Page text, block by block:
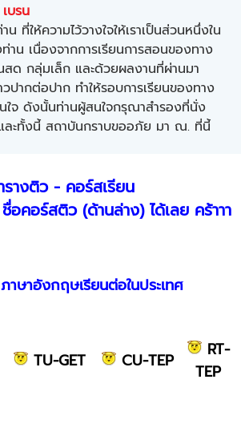
บรน
ที่ให้ความไว้วางใจให้เราเป็นส่วนหนึ่งใน
าน เนื่องจากการเรียนการสอนของทาง
ด กลุ่มเล็ก และด้วยผลงานที่ผ่านมา
ปากต่อปาก ทำให้รอบการเรียนของทาง
ใจ ดังนั้นท่านผู้สนใจกรุณาสำรองที่นั่ง
ละทั้งนี้ สถาบันกราบขออภัย มา ณ. ที่นี้
รางติว - คอร์สเรียน
คอร์สติว (ด้านล่าง) ได้เลย คร้าาา
าษาอังกฤษเรียนต่อในประเทศ
TU-GET CU-TEP
RT-
TEP